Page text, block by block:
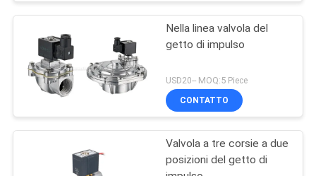
Nella linea valvola del
getto di impulso
USD20-- MOQ:5 Piece
CONTATTO
Valvola a tre corsie a due
posizioni del getto di